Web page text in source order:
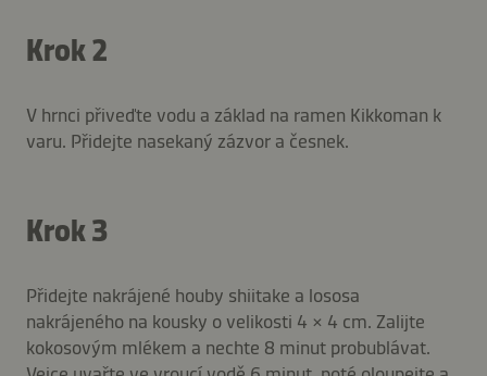
Krok 2
V hrnci přiveďte vodu a základ na ramen Kikkoman k
varu. Přidejte nasekaný zázvor a česnek.
Krok 3
Přidejte nakrájené houby shiitake a lososa
nakrájeného na kousky o velikosti 4 × 4 cm. Zalijte
kokosovým mlékem a nechte 8 minut probublávat.